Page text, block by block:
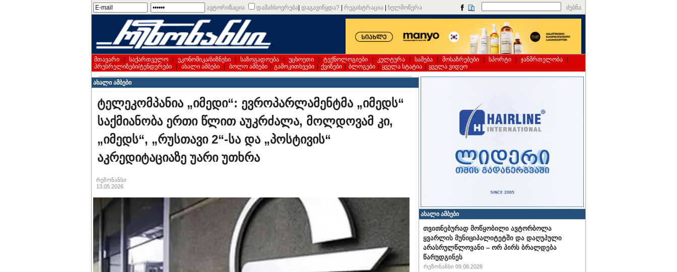
ავტორიზაცია დამახსოვრება დაგავიწყდა? რეგისტრაცია ხელმოწერა ძებნა
მთავარი საქართველო ეკონომიკა/ბიზნესი საზოგადოება უცხოეთი ტექნოლოგიები კულტურა სამება მოსაზრებები სპორტი ჯანმრთელობა
პრესრელიზები/ტენდერები
ახალი ამბები ბოლო ამბები გამოკითხვები ქვიზები ბლოგები ყველა სტატია ყველა ვიდეო
ახალი ამბები
ტელეკომპანია „იმედი“: ევროპარლამენტმა „იმედს“
საქმიანობა ერთი წლით აუკრძალა, მოლდოვამ კი,
„იმედს“, „რუსთავი 2“-სა და „პოსტივის“
აკრედიტაციაზე უარი უთხრა
რეზონანსი
13.05.2026
ახალი ამბები
თვითნებურად მოწყობილი ავტორბოლა
ყვარლის მუნიციპალიტეტში და დაღუპული
არასრულწლოვანი – ორ პირს ბრალდება
წარუდგინეს
რეზონანსი 09.08.2026